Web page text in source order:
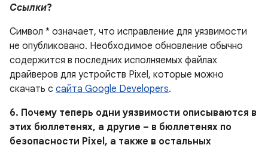
Ссылки?
Символ * означает, что исправление для уязвимости
не опубликовано. Необходимое обновление обычно
содержится в последних исполняемых файлах
драйверов для устройств Pixel, которые можно
скачать с сайта Google Developers.
6. Почему теперь одни уязвимости описываются в
этих бюллетенях, а другие – в бюллетенях по
безопасности Pixel, а также в остальных